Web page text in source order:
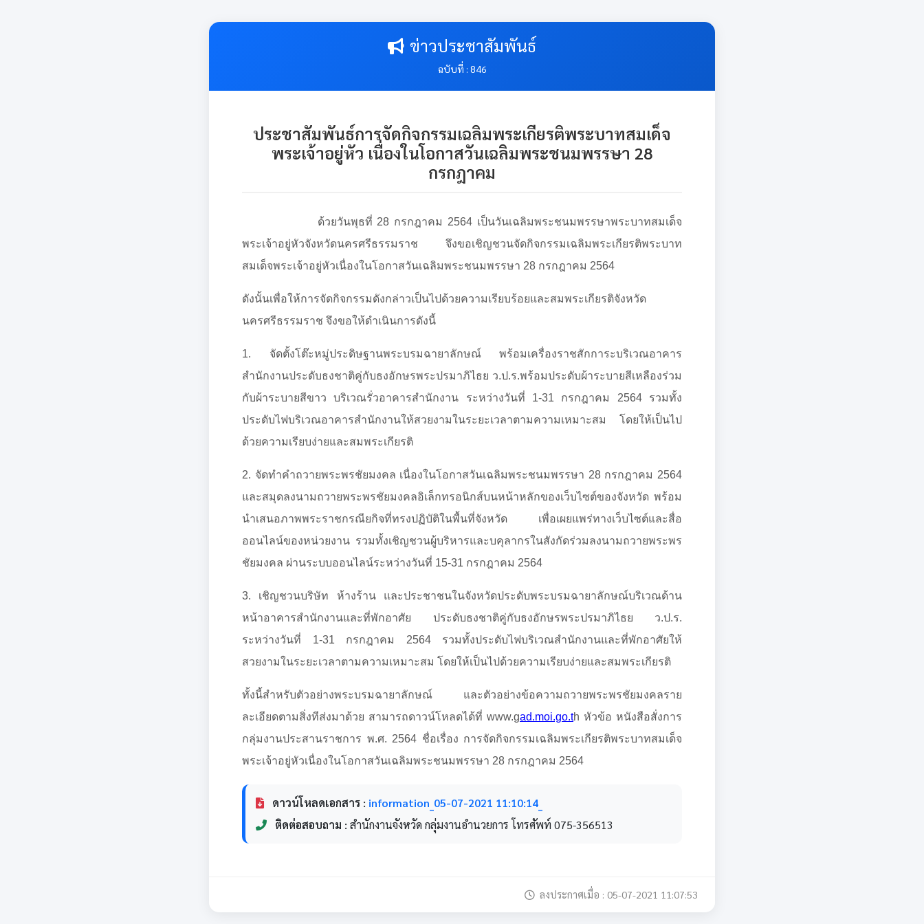
ข่าวประชาสัมพันธ์
ฉบับที่ : 846
ประชาสัมพันธ์การจัดกิจกรรมเฉลิมพระเกียรติพระบาทสมเด็จ
พระเจ้าอยู่หัว เนื่องในโอกาสวันเฉลิมพระชนมพรรษา 28
กรกฎาคม
ด้วยวันพุธที่ 28 กรกฎาคม 2564 เป็นวันเฉลิมพระชนมพรรษาพระบาทสมเด็จ
พระเจ้าอยู่หัวจังหวัดนครศรีธรรมราช จึงขอเชิญชวนจัดกิจกรรมเฉลิมพระเกียรติพระบาท
สมเด็จพระเจ้าอยู่หัวเนื่องในโอกาสวันเฉลิมพระชนมพรรษา 28 กรกฎาคม 2564
ดังนั้นเพื่อให้การจัดกิจกรรมดังกล่าวเป็นไปด้วยความเรียบร้อยและสมพระเกียรติจังหวัด
นครศรีธรรมราช จึงขอให้ดำเนินการดังนี้
1. จัดตั้งโต๊ะหมู่ประดิษฐานพระบรมฉายาลักษณ์ พร้อมเครื่องราชสักการะบริเวณอาคาร
สำนักงานประดับธงชาติคู่กับธงอักษรพระปรมาภิไธย ว.ป.ร.พร้อมประดับผ้าระบายสีเหลืองร่วม
กับผ้าระบายสีขาว บริเวณรั่วอาคารสำนักงาน ระหว่างวันที่ 1-31 กรกฎาคม 2564 รวมทั้ง
ประดับไฟบริเวณอาคารสำนักงานให้สวยงามในระยะเวลาตามความเหมาะสม โดยให้เป็นไป
ด้วยความเรียบง่ายและสมพระเกียรติ
2. จัดทำคำถวายพระพรชัยมงคล เนื่องในโอกาสวันเฉลิมพระชนมพรรษา 28 กรกฎาคม 2564
และสมุดลงนามถวายพระพรชัยมงคลอิเล็กทรอนิกส์บนหน้าหลักของเว็บไซต์ของจังหวัด พร้อม
นำเสนอภาพพระราชกรณียกิจที่ทรงปฏิบัติในพื้นที่จังหวัด เพื่อเผยแพร่ทางเว็บไซต์และสื่อ
ออนไลน์ของหน่วยงาน รวมทั้งเชิญชวนผู้บริหารและบคุลากรในสังกัดร่วมลงนามถวายพระพร
ชัยมงคล ผ่านระบบออนไลน์ระหว่างวันที่ 15-31 กรกฎาคม 2564
3. เชิญชวนบริษัท ห้างร้าน และประชาชนในจังหวัดประดับพระบรมฉายาลักษณ์บริเวณด้าน
หน้าอาคารสำนักงานและที่พักอาศัย ประดับธงชาติคู่กับธงอักษรพระปรมาภิไธย ว.ป.ร.
ระหว่างวันที่ 1-31 กรกฎาคม 2564 รวมทั้งประดับไฟบริเวณสำนักงานและที่พักอาศัยให้
สวยงามในระยะเวลาตามความเหมาะสม โดยให้เป็นไปด้วยความเรียบง่ายและสมพระเกียรติ
ทั้งนี้สำหรับตัวอย่างพระบรมฉายาลักษณ์ และตัวอย่างข้อความถวายพระพรชัยมงคลราย
ละเอียดตามสิ่งทีส่งมาด้วย สามารถดาวน์โหลดได้ที่ www.gad.moi.go.th หัวข้อ หนังสือสั่งการ
กลุ่มงานประสานราชการ พ.ศ. 2564 ชื่อเรื่อง การจัดกิจกรรมเฉลิมพระเกียรติพระบาทสมเด็จ
พระเจ้าอยู่หัวเนื่องในโอกาสวันเฉลิมพระชนมพรรษา 28 กรกฎาคม 2564
ดาวน์โหลดเอกสาร : information_05-07-2021 11:10:14_
ติดต่อสอบถาม : สำนักงานจังหวัด กลุ่มงานอำนวยการ โทรศัพท์ 075-356513
ลงประกาศเมื่อ : 05-07-2021 11:07:53